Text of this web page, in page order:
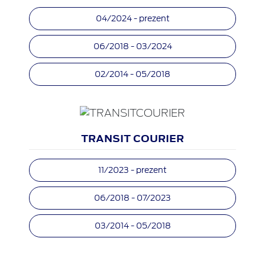
04/2024 - prezent
06/2018 - 03/2024
02/2014 - 05/2018
TRANSIT COURIER
11/2023 - prezent
06/2018 - 07/2023
03/2014 - 05/2018